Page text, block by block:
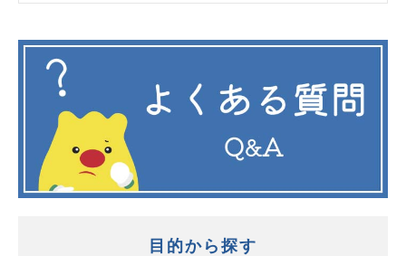
目的から探す